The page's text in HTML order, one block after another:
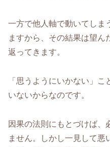
一方で他人軸で動いてしま
ますから、その結果は望ん
返ってきます。
「思うようにいかない」
いないからなのです。
因果の法則にもとづけば、
ません。しかし一見して悪